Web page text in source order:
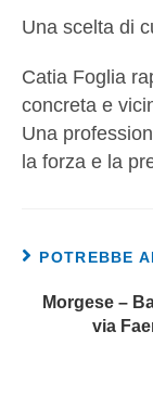
Una scelta di
Catia Foglia
concreta e
Una
la forza e la
POTREBBE
Morgese –
via